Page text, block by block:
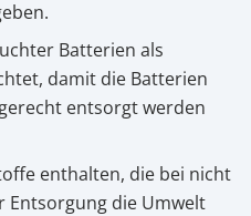
Batterien als
damit die Batterien
entsorgt werden
enthalten, die bei nicht
Entsorgung die Umwelt